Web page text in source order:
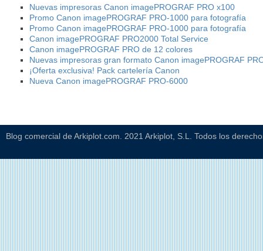
Nuevas impresoras Canon imagePROGRAF PRO x100
Promo Canon imagePROGRAF PRO-1000 para fotografía
Promo Canon imagePROGRAF PRO-1000 para fotografía
Canon imagePROGRAF PRO2000 Total Service
Canon imagePROGRAF PRO de 12 colores
Nuevas impresoras gran formato Canon imagePROGRAF
¡Oferta exclusiva! Pack cartelería Canon
Nueva Canon imagePROGRAF PRO-6000
Blog comercial de Arkiplot.com. 2021 Arkiplot, S.L. Todos los